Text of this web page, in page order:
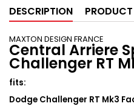
DESCRIPTION
MAXTON DESIGN FRANCE
Central Arriere
Challenger RT
fits:
Dodge Challenger RT Mk3